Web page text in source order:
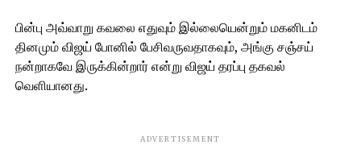
பின்பு அவ்வாறு கவலை எதுவும் இல்லையென்றும் மகனிடம்
தினமும் விஜய் போனில் பேசிவருவதாகவும், அங்கு சஞ்சய்
நன்றாகவே இருக்கின்றார் என்று விஜய் தரப்பு தகவல்
வெளியானது.
ADVERTISEMENT